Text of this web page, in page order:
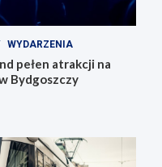
WYDARZENIA
pełen atrakcji na
Bydgoszczy